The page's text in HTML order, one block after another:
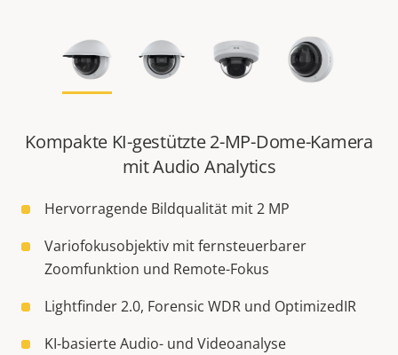
Kompakte KI-gestützte 2-MP-Dome-Kamera
mit Audio Analytics
Hervorragende Bildqualität mit 2 MP
Variofokusobjektiv mit fernsteuerbarer
Zoomfunktion und Remote-Fokus
Lightfinder 2.0, Forensic WDR und OptimizedIR
KI-basierte Audio- und Videoanalyse